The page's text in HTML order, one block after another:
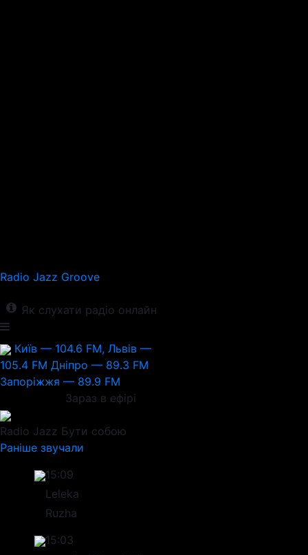
Radio Jazz Groove
Як слухати радіо онлайн
Київ — 104.6 FM, Львів —
105.4 FM Дніпро — 89.3 FM
Запоріжжя — 89.9 FM
Зараз в ефірі
Radio Jazz Бути собою
Раніше звучали
15:09
Leleka
Ruzha
15:03